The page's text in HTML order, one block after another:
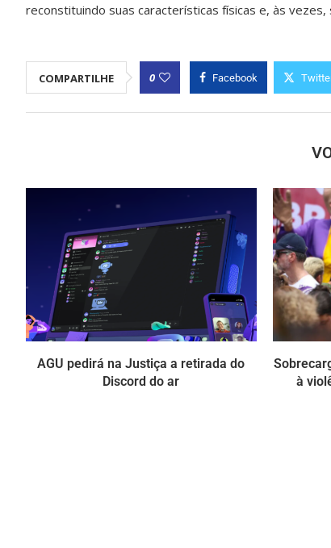
reconstituindo suas características físicas e, às
COMPARTILHE 0 Facebook
AGU pedirá na Justiça a retirada do
Discord do ar
à